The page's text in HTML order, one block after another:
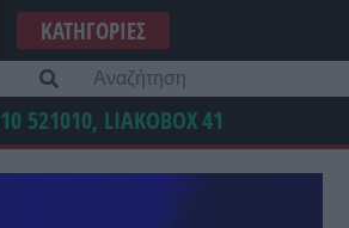
ΚΑΤΗΓΟΡΊΕΣ
521010, LIAKOBOX41